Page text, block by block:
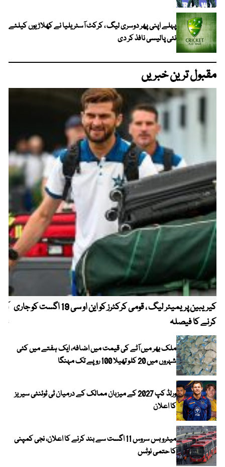
پہلے اپنی پھر دوسری لیگ ، کرکٹ آسٹریلیا نے کھلاڑیوں کیلئے
نئی پالیسی نافذ کر دی
مقبول ترین خبریں
کیریبین پریمیئر لیگ ، قومی کرکٹرز کو این او سی 19 اگست کو جاری
کرنے کا فیصلہ
ملک بھر میں آٹے کی قیمت میں اضافہ، ایک ہفتے میں کئی
شہروں میں 20 کلو تھیلا 100 روپے تک مہنگا
ورلڈ کپ 2027 کے میزبان ممالک کے درمیان ٹی ٹوئنٹی سیریز
کا اعلان
میٹرو بس سروس 11 اگست سے بند کرنے کا اعلان، نجی کمپنی
کا حتمی نوٹس